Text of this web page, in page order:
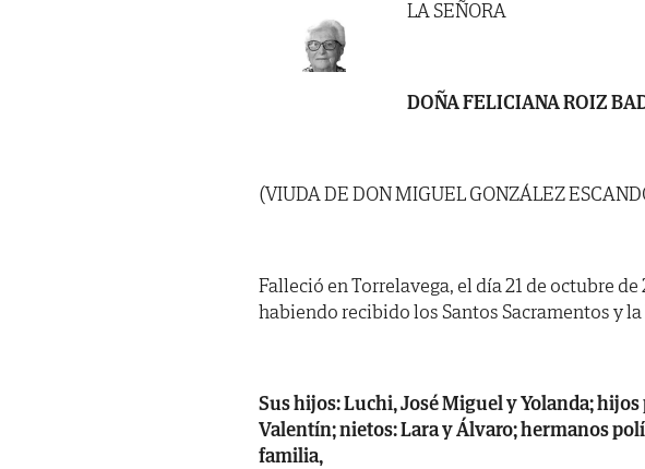
LA SEÑORA
DOÑA FELICIANA ROIZ
(VIUDA DE DON MIGUEL GONZÁLEZ
Falleció en Torrelavega, el día 21 de octubre
habiendo recibido los Santos Sacramentos y
Sus hijos: Luchi, José Miguel y Yolanda;
Valentín; nietos: Lara y Álvaro; hermanos
familia,